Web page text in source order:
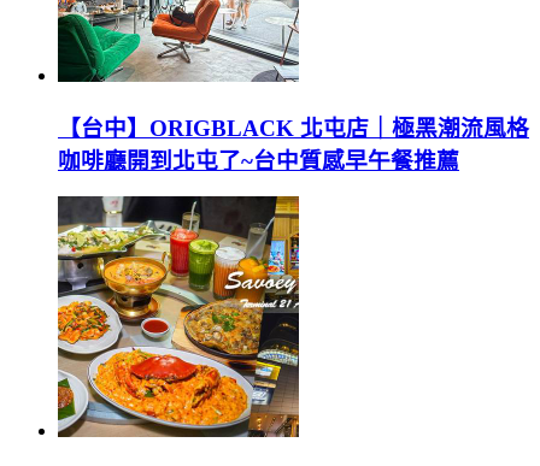
【台中】ORIGBLACK 北屯店｜極黑潮流風格
咖啡廳開到北屯了~台中質感早午餐推薦